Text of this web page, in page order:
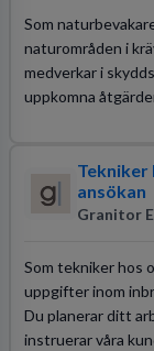
Som
naturområden i
medverkar i
uppkomna
Tekniker
ansökan
Granitor
Som tekniker hos
uppgifter inom
Du planerar ditt
instruerar våra